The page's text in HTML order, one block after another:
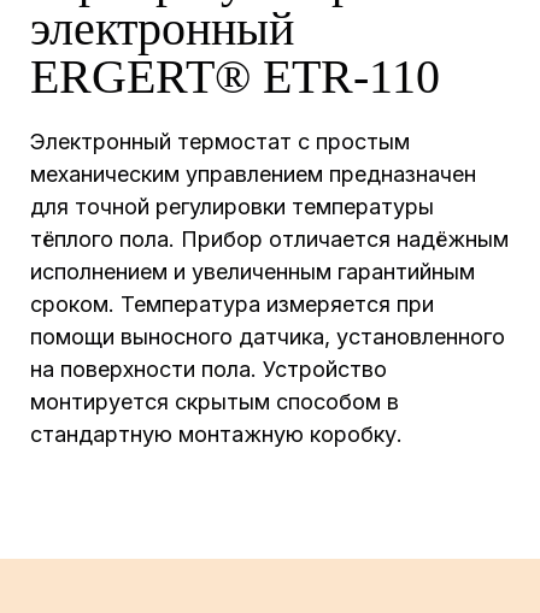
электронный
ERGERT® ETR-110
Электронный термостат с простым
механическим управлением предназначен
для точной регулировки температуры
тёплого пола. Прибор отличается надёжным
исполнением и увеличенным гарантийным
сроком. Температура измеряется при
помощи выносного датчика, установленного
на поверхности пола. Устройство
монтируется скрытым способом в
стандартную монтажную коробку.